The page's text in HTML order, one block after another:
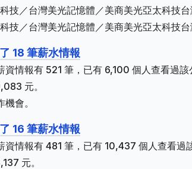
技／台灣美光記憶體／美商美光亞太科技
技／台灣美光記憶體／美商美光亞太科技台
18 筆薪水情報
資情報有 521 筆，已有 6,100 個人查看過該
元。
會。
16 筆薪水情報
資情報有 481 筆，已有 10,437 個人查看過
元。